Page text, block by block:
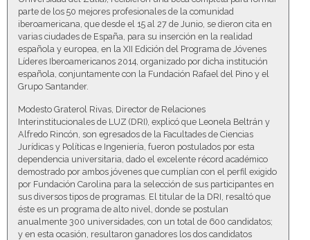
parte de los 50 mejores profesionales de la comunidad
iberoamericana, que desde el 15 al 27 de Junio, se dieron cita en
varias ciudades de España, para su inserción en la realidad
española y europea, en la XII Edición del Programa de Jóvenes
Líderes Iberoamericanos 2014, organizado por dicha institución
española, conjuntamente con la Fundación Rafael del Pino y el
Grupo Santander.
Modesto Graterol Rivas, Director de Relaciones
Interinstitucionales de LUZ (DRI), explicó que Leonela Beltrán y
Alfredo Rincón, son egresados de la Facultades de Ciencias
Jurídicas y Políticas e Ingeniería, fueron postulados por esta
dependencia universitaria, dado el excelente récord académico
demostrado por ambos jóvenes que cumplían con el perfil exigido
por Fundación Carolina para la selección de sus participantes en
sus diversos tipos de programas. El titular de la DRI, resaltó que
éste es un programa de alto nivel, donde se postulan
anualmente 300 universidades, con un total de 600 candidatos;
y en esta ocasión, resultaron ganadores los dos candidatos